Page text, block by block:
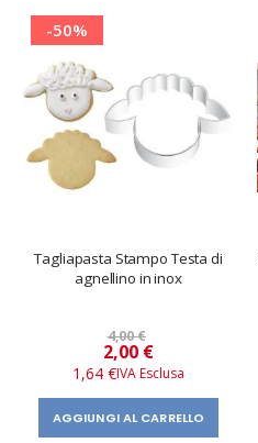
-50%
Tagliapasta Stampo Testa di
agnellino in inox
4,00 €
Prezzo
speciale
2,00 €
1,64 €
AGGIUNGI AL CARRELLO